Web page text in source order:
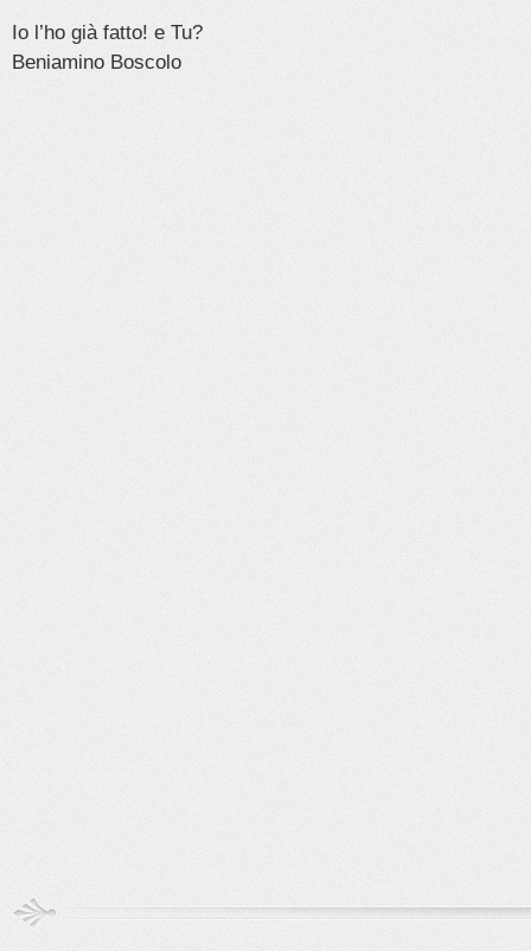
Io l’ho già fatto! e Tu?
Beniamino Boscolo